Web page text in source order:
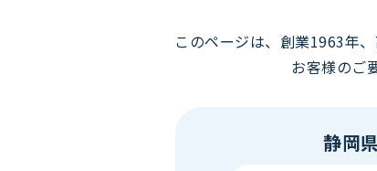
このページは、創業1963年
お客様のご
静岡